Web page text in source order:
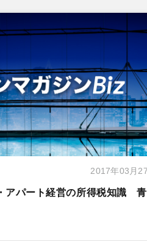
2017年03月
アパート経営の所得税知識